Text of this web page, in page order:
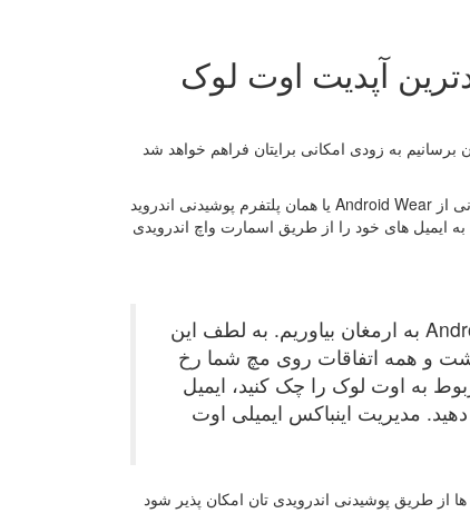
آپدیت اوت لوک
برسانیم به زودی امکانی برایتان فراهم خواهد شد
در واقع ماجرا از این قرار است که در جدیدترین آپدیت ارائه شده برای این اپلیکیشن پشتیبانی از Android Wear یا همان پلتفرم پوشیدنی اندروید
ایمیل های خود را از طریق اسمارت واچ اندرویدی
این هفته می خواهیم بهترین های اوت لوک را برای کاربران Android Wear به ارمغان بیاوریم. به لطف این
و همه اتفاقات روی مچ شما رخ
به اوت لوک را چک کنید، ایمیل
دهید. مدیریت اینباکس ایمیلی اوت
ها از طریق پوشیدنی اندرویدی تان امکان پذیر شود